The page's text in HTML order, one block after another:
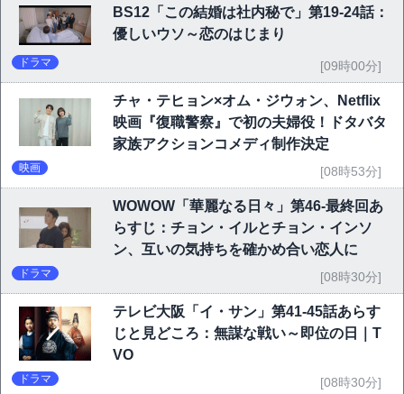
BS12「この結婚は社内秘で」第19-24話：
優しいウソ～恋のはじまり
ドラマ [09時00分]
チャ・テヒョン×オム・ジウォン、Netflix
映画『復職警察』で初の夫婦役！ドタバタ
家族アクションコメディ制作決定
映画 [08時53分]
WOWOW「華麗なる日々」第46-最終回あ
らすじ：チョン・イルとチョン・インソ
ン、互いの気持ちを確かめ合い恋人に
ドラマ [08時30分]
テレビ大阪「イ・サン」第41-45話あらす
じと見どころ：無謀な戦い～即位の日｜T
VO
ドラマ [08時30分]